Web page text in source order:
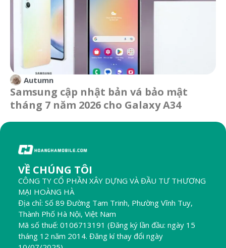
Autumn
Samsung cập nhật bản vá bảo mật
tháng 7 năm 2026 cho Galaxy A34
VỀ CHÚNG TÔI
CÔNG TY CỔ PHẦN XÂY DỰNG VÀ ĐẦU TƯ THƯƠNG
MẠI HOÀNG HÀ
Địa chỉ: Số 89 Đường Tam Trinh, Phường Vĩnh Tuy,
Thành Phố Hà Nội, Việt Nam
Mã số thuế: 0106713191 (Đăng ký lần đầu: ngày 15
tháng 12 năm 2014. Đăng kí thay đổi ngày